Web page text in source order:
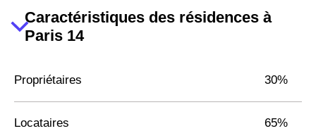
Caractéristiques des résidences à
Paris 14
Propriétaires 30%
Locataires 65%